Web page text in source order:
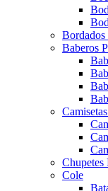
Bordados
Baberos
Chupetes
Cole